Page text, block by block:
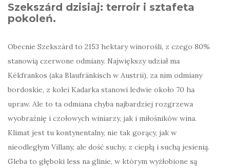
Szekszárd dzisiaj: terroir i sztafeta
pokoleń.
Obecnie Szekszárd to 2153 hektary winorośli, z czego 80%
stanowią czerwone odmiany. Największy udział ma
Kékfrankos (aka Blaufränkisch w Austrii), za nim odmiany
bordoskie, z kolei Kadarka stanowi ledwie około 70 ha
upraw. Ale to ta odmiana chyba najbardziej rozgrzewa
wyobraźnię i czołowych winiarzy, jak i miłośników wina.
Klimat jest tu kontynentalny, nie tak gorący, jak w
nieodległym Villany, ale dość suchy, z ciepłą i suchą jesienią.
Gleba to głęboki less na glinie, w którym wyżłobione są